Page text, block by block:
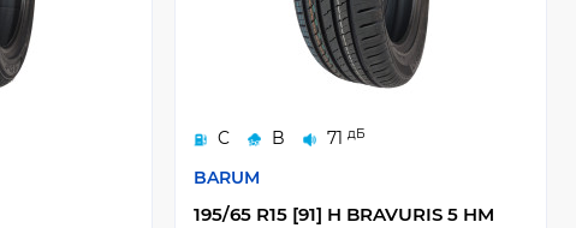
C B 71 дБ
BARUM
195/65 R15 [91] H BRAVURIS 5 HM